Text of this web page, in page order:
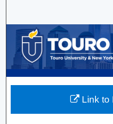
Browse
My
Link to